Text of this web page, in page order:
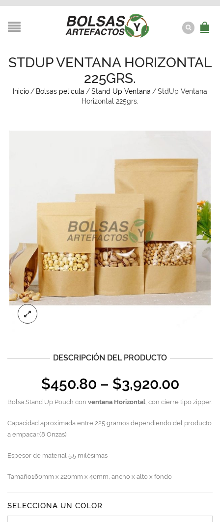
STDUP VENTANA HORIZONTAL
225GRS.
Inicio / Bolsas pelicula /Stand Up Ventana /StdUp Ventana
Horizontal 225grs.
DESCRIPCIÓN DEL PRODUCTO
$450.80 – $3,920.00
Bolsa Stand Up Pouch con ventana Horizontal, con cierre tipo zipper.
Capacidad aproximada entre 225 gramos dependiendo del producto
a empacar.(8 Onzas)
Espesor de material 5.5 milésimas
Tamaño160mm x 220mm x 40mm, ancho x alto x fondo
SELECCIONA UN COLOR